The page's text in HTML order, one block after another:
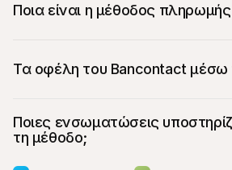
Ποια είναι η μέθοδος
Τα οφέλη του Bancontact μέσω
πληρωμής στο Βέλγιο
Ένα αξιόπιστο όνομα για τους
Ποιες ενσωματώσεις
τη μέθοδο;